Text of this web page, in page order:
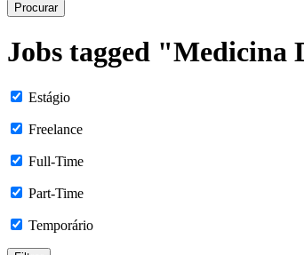
Procurar
Jobs tagged "Medicina
Estágio
Freelance
Full-Time
Part-Time
Temporário